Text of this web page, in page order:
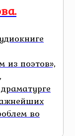
из поэтов»,
во